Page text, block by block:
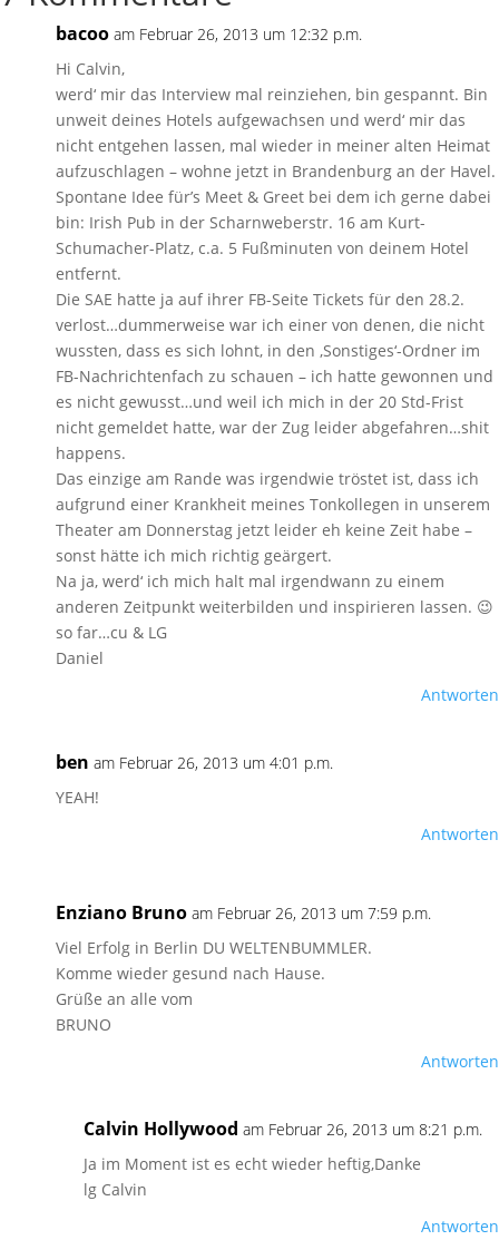
bacoo am Februar 26, 2013 um 12:32 p.m.
Hi Calvin,
werd‘ mir das Interview mal reinziehen, bin gespannt. Bin
unweit deines Hotels aufgewachsen und werd‘ mir das
nicht entgehen lassen, mal wieder in meiner alten Heimat
aufzuschlagen – wohne jetzt in Brandenburg an der Havel.
Spontane Idee für’s Meet & Greet bei dem ich gerne dabei
bin: Irish Pub in der Scharnweberstr. 16 am Kurt-
Schumacher-Platz, c.a. 5 Fußminuten von deinem Hotel
entfernt.
Die SAE hatte ja auf ihrer FB-Seite Tickets für den 28.2.
verlost…dummerweise war ich einer von denen, die nicht
wussten, dass es sich lohnt, in den ‚Sonstiges‘-Ordner im
FB-Nachrichtenfach zu schauen – ich hatte gewonnen und
es nicht gewusst…und weil ich mich in der 20 Std-Frist
nicht gemeldet hatte, war der Zug leider abgefahren…shit
happens.
Das einzige am Rande was irgendwie tröstet ist, dass ich
aufgrund einer Krankheit meines Tonkollegen in unserem
Theater am Donnerstag jetzt leider eh keine Zeit habe –
sonst hätte ich mich richtig geärgert.
Na ja, werd‘ ich mich halt mal irgendwann zu einem
anderen Zeitpunkt weiterbilden und inspirieren lassen. 😉
so far…cu & LG
Daniel
Antworten
ben am Februar 26, 2013 um 4:01 p.m.
YEAH!
Antworten
Enziano Bruno am Februar 26, 2013 um 7:59 p.m.
Viel Erfolg in Berlin DU WELTENBUMMLER.
Komme wieder gesund nach Hause.
Grüße an alle vom
BRUNO
Antworten
Calvin Hollywood am Februar 26, 2013 um 8:21 p.m.
Ja im Moment ist es echt wieder heftig,Danke
lg Calvin
Antworten